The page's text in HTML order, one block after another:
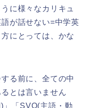
に様々なカリキュ
が話せない=中学英
にとっては、かな
る前に、全ての中
とは言いません
」「SVO(主語・動